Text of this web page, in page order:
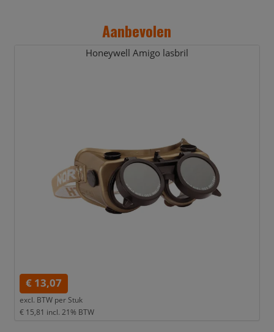
Aanbevolen
Honeywell Amigo lasbril
€ 13,07
excl. BTW per Stuk
€ 15,81 incl. 21% BTW